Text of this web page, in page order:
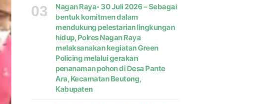
03
Nagan Raya- 30 Juli 2026 – Sebagai
bentuk komitmen dalam
mendukung pelestarian lingkungan
hidup, Polres Nagan Raya
melaksanakan kegiatan Green
Policing melalui gerakan
penanaman pohon di Desa Pante
Ara, Kecamatan Beutong,
Kabupaten